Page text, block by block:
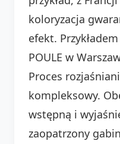
koloryzacja
efekt.
POULE w
Proces
kompleksowy.
wstępną i
zaopatrzony